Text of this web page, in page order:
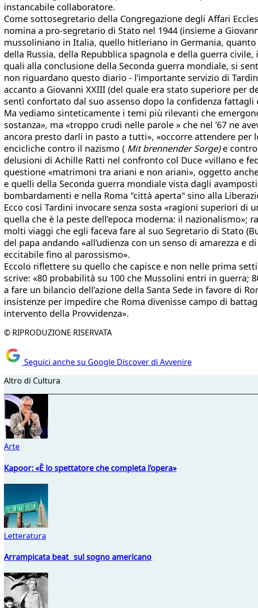
instancabile collaboratore.
Come sottosegretario della Congregazione degli Affari
nomina a pro-segretario di Stato nel 1944 (insieme a
mussoliniano in Italia, quello hitleriano in Germania,
della Russia, della Repubblica spagnola e della guerra
quali alla conclusione della Seconda guerra mondiale, si
non riguardano questo diario - l’importante servizio di
accanto a Giovanni XXIII (del quale era stato superiore per
sentì confortato dal suo assenso dopo la confidenza
Ma vediamo sinteticamente i temi più rilevanti che
sostanza», ma «troppo crudi nelle parole » che nel ’67 ne
ancora presto darli in pasto a tutti», «occorre attendere
encicliche contro il nazismo ( Mit brennender Sorge)e
delusioni di Achille Ratti nel confronto col Duce «villano e
questione «matrimoni tra ariani e non ariani», oggetto
e quelli della Seconda guerra mondiale vista dagli
bombardamenti e nella Roma "città aperta" sino alla
Ecco così Tardini invocare senza sosta «ragioni superiori di
quella che è la peste dell’epoca moderna: il nazionalismo»;
molti viaggi che egli faceva fare al suo Segretario di Stato
del papa andando «all’udienza con un senso di amarezza
eccitabile fino al parossismo».
Eccolo riflettere su quello che capisce e non nelle prima
scrive: «80 probabilità su 100 che Mussolini entri in guerra;
a fare un bilancio dell’azione della Santa Sede in favore di
insistenze per impedire che Roma divenisse campo di
intervento della Provvidenza».
© RIPRODUZIONE RISERVATA
Seguici anche su Google Discover di Avvenire
Altro di Cultura
Arte
Kapoor: «È lo spettatore che completa l’opera»
Letteratura
Arrampicata beat sul sogno americano